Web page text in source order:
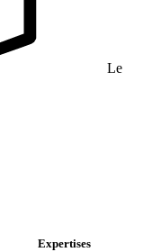
Le
Expertises